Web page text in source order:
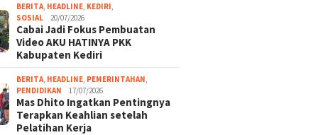
BERITA HEADLINE KEDIRI
SOSIAL
20/07/2026
Cabai Jadi Fokus Pembuatan
Video AKU HATINYA PKK
Kabupaten Kediri
BERITA HEADLINE PEMERINTAHAN
PENDIDIKAN
17/07/2026
Mas Dhito Ingatkan Pentingnya
Terapkan Keahlian setelah
Pelatihan Kerja